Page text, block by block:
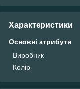
Характеристики
Основні атрибути
Виробник
Колір